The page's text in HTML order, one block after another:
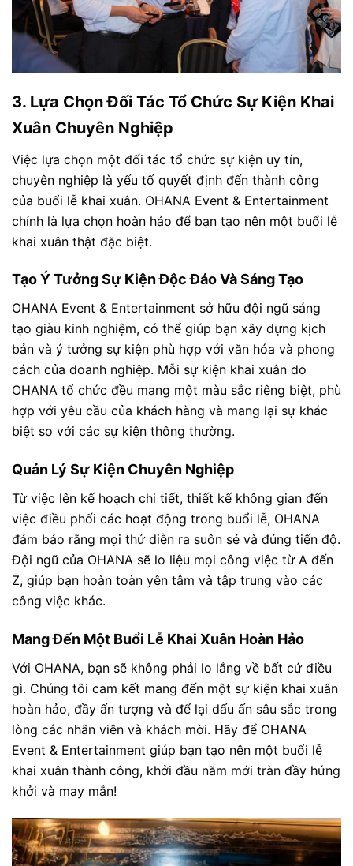
3. Lựa Chọn Đối Tác Tổ Chức Sự Kiện Khai
Xuân Chuyên Nghiệp
Việc lựa chọn một đối tác tổ chức sự kiện uy tín,
chuyên nghiệp là yếu tố quyết định đến thành công
của buổi lễ khai xuân. OHANA Event & Entertainment
chính là lựa chọn hoàn hảo để bạn tạo nên một buổi lễ
khai xuân thật đặc biệt.
Tạo Ý Tưởng Sự Kiện Độc Đáo Và Sáng Tạo
OHANA Event & Entertainment sở hữu đội ngũ sáng
tạo giàu kinh nghiệm, có thể giúp bạn xây dựng kịch
bản và ý tưởng sự kiện phù hợp với văn hóa và phong
cách của doanh nghiệp. Mỗi sự kiện khai xuân do
OHANA tổ chức đều mang một màu sắc riêng biệt, phù
hợp với yêu cầu của khách hàng và mang lại sự khác
biệt so với các sự kiện thông thường.
Quản Lý Sự Kiện Chuyên Nghiệp
Từ việc lên kế hoạch chi tiết, thiết kế không gian đến
việc điều phối các hoạt động trong buổi lễ, OHANA
đảm bảo rằng mọi thứ diễn ra suôn sẻ và đúng tiến độ.
Đội ngũ của OHANA sẽ lo liệu mọi công việc từ A đến
Z, giúp bạn hoàn toàn yên tâm và tập trung vào các
công việc khác.
Mang Đến Một Buổi Lễ Khai Xuân Hoàn Hảo
Với OHANA, bạn sẽ không phải lo lắng về bất cứ điều
gì. Chúng tôi cam kết mang đến một sự kiện khai xuân
hoàn hảo, đầy ấn tượng và để lại dấu ấn sâu sắc trong
lòng các nhân viên và khách mời. Hãy để OHANA
Event & Entertainment giúp bạn tạo nên một buổi lễ
khai xuân thành công, khởi đầu năm mới tràn đầy hứng
khởi và may mắn!